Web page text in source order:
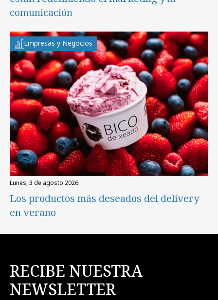
comunicación
Empresas y Negocios
lunes, 3 de agosto 2026
Los productos más deseados del delivery
en verano
RECIBE NUESTRA
NEWSLETTER